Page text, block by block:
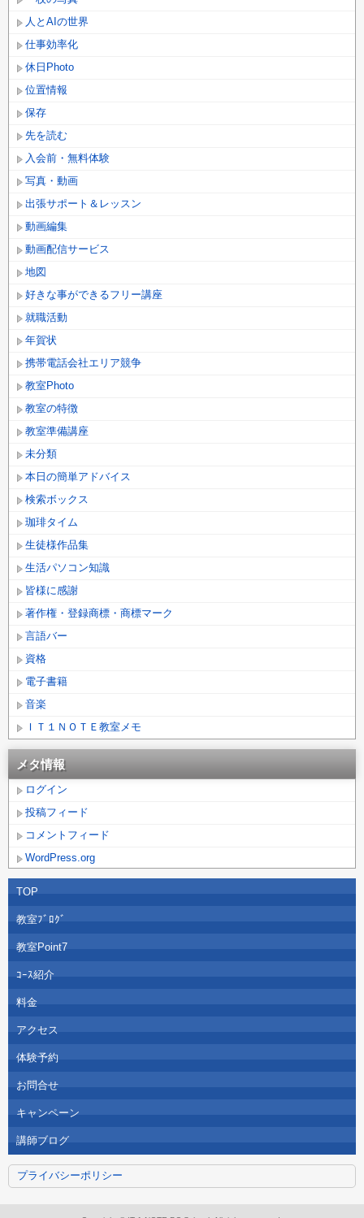
人とAIの世界
仕事効率化
休日Photo
位置情報
保存
先を読む
入会前・無料体験
写真・動画
出張サポート＆レッスン
動画編集
動画配信サービス
地図
好きな事ができるフリー講座
就職活動
年賀状
携帯電話会社エリア競争
教室Photo
教室の特徴
教室準備講座
未分類
本日の簡単アドバイス
検索ボックス
珈琲タイム
生徒様作品集
生活パソコン知識
皆様に感謝
著作権・登録商標・商標マーク
言語バー
資格
電子書籍
音楽
ＩＴ１ＮＯＴＥ教室メモ
メタ情報
ログイン
投稿フィード
コメントフィード
WordPress.org
TOP
教室ﾌﾞﾛｸﾞ
教室Point7
ｺｰｽ紹介
料金
アクセス
体験予約
お問合せ
キャンペーン
講師ブログ
プライバシーポリシー